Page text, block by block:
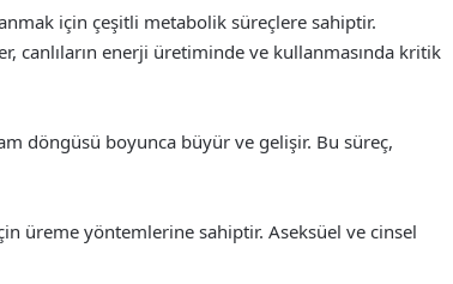
için çeşitli metabolik süreçlere sahiptir.
canlıların enerji üretiminde ve kullanmasında kritik
döngüsü boyunca büyür ve gelişir. Bu süreç,
üreme yöntemlerine sahiptir. Aseksüel ve cinsel